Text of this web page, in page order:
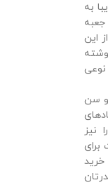
به
این
و سن
نیز